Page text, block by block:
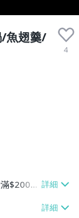
/魚翅羹/
4
$2000